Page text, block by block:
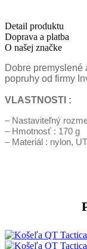
Detail produktu
Doprava a platba
O našej značke
Dobre
popruhy od firmy
VLASTNOSTI :
– Nastaviteľný
– Hmotnosť : 170 g
– Materiál : nylon,